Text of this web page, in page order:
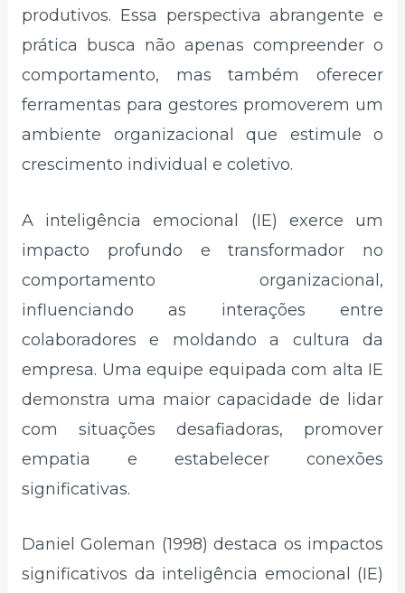
produtivos. Essa perspectiva abrangente e
prática busca não apenas compreender o
comportamento, mas também oferecer
ferramentas para gestores promoverem um
ambiente organizacional que estimule o
crescimento individual e coletivo.
A inteligência emocional (IE) exerce um
impacto profundo e transformador no
comportamento organizacional,
influenciando as interações entre
colaboradores e moldando a cultura da
empresa. Uma equipe equipada com alta IE
demonstra uma maior capacidade de lidar
com situações desafiadoras, promover
empatia e estabelecer conexões
significativas.
Daniel Goleman (1998) destaca os impactos
significativos da inteligência emocional (IE)